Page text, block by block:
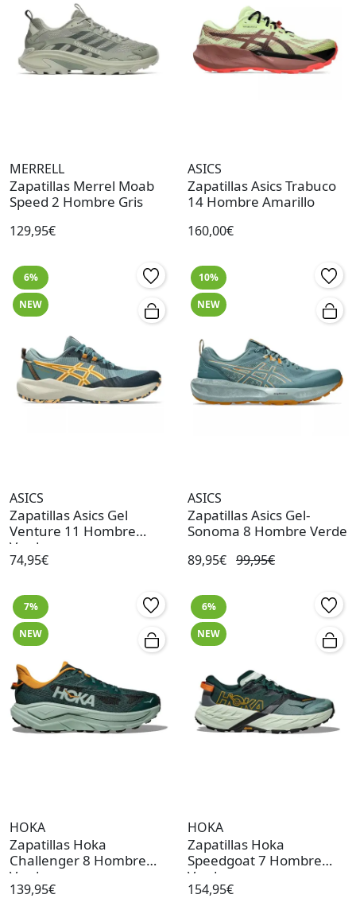
MERRELL
Zapatillas Merrel Moab
Speed 2 Hombre Gris
129,95€
ASICS
Zapatillas Asics Trabuco
14 Hombre Amarillo
160,00€
6%
NEW
ASICS
Zapatillas Asics Gel
Venture 11 Hombre
Verde
74,95€
10%
NEW
ASICS
Zapatillas Asics Gel-
Sonoma 8 Hombre Verde
89,95€ 99,95€
7%
NEW
HOKA
Zapatillas Hoka
Challenger 8 Hombre
Verde
139,95€
6%
NEW
HOKA
Zapatillas Hoka
Speedgoat 7 Hombre
Verde
154,95€